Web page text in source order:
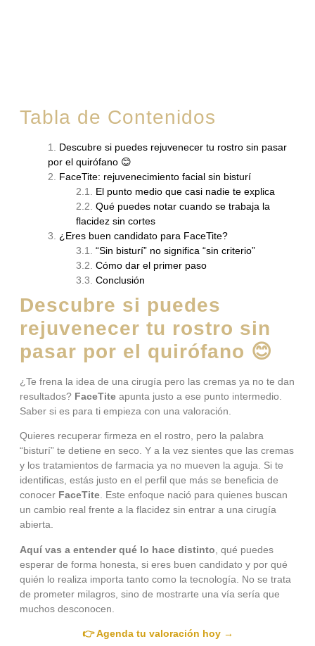
Tabla de Contenidos
Descubre si puedes rejuvenecer tu rostro sin pasar
por el quirófano 😊
FaceTite: rejuvenecimiento facial sin bisturí
El punto medio que casi nadie te explica
Qué puedes notar cuando se trabaja la
flacidez sin cortes
¿Eres buen candidato para FaceTite?
“Sin bisturí” no significa “sin criterio”
Cómo dar el primer paso
Conclusión
Descubre si puedes
rejuvenecer tu rostro sin
pasar por el quirófano 😊
¿Te frena la idea de una cirugía pero las cremas ya no te dan
resultados? FaceTite apunta justo a ese punto intermedio.
Saber si es para ti empieza con una valoración.
Quieres recuperar firmeza en el rostro, pero la palabra
“bisturí” te detiene en seco. Y a la vez sientes que las cremas
y los tratamientos de farmacia ya no mueven la aguja. Si te
identificas, estás justo en el perfil que más se beneficia de
conocer FaceTite. Este enfoque nació para quienes buscan
un cambio real frente a la flacidez sin entrar a una cirugía
abierta.
Aquí vas a entender qué lo hace distinto , qué puedes
esperar de forma honesta, si eres buen candidato y por qué
quién lo realiza importa tanto como la tecnología. No se trata
de prometer milagros, sino de mostrarte una vía sería que
muchos desconocen.
👉 Agenda tu valoración hoy →